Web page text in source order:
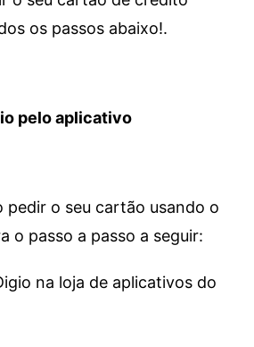
os passos abaixo!.
pelo aplicativo
pedir o seu cartão usando o
o passo a passo a seguir:
na loja de aplicativos do